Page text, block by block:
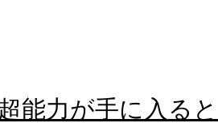
能力が手に入る